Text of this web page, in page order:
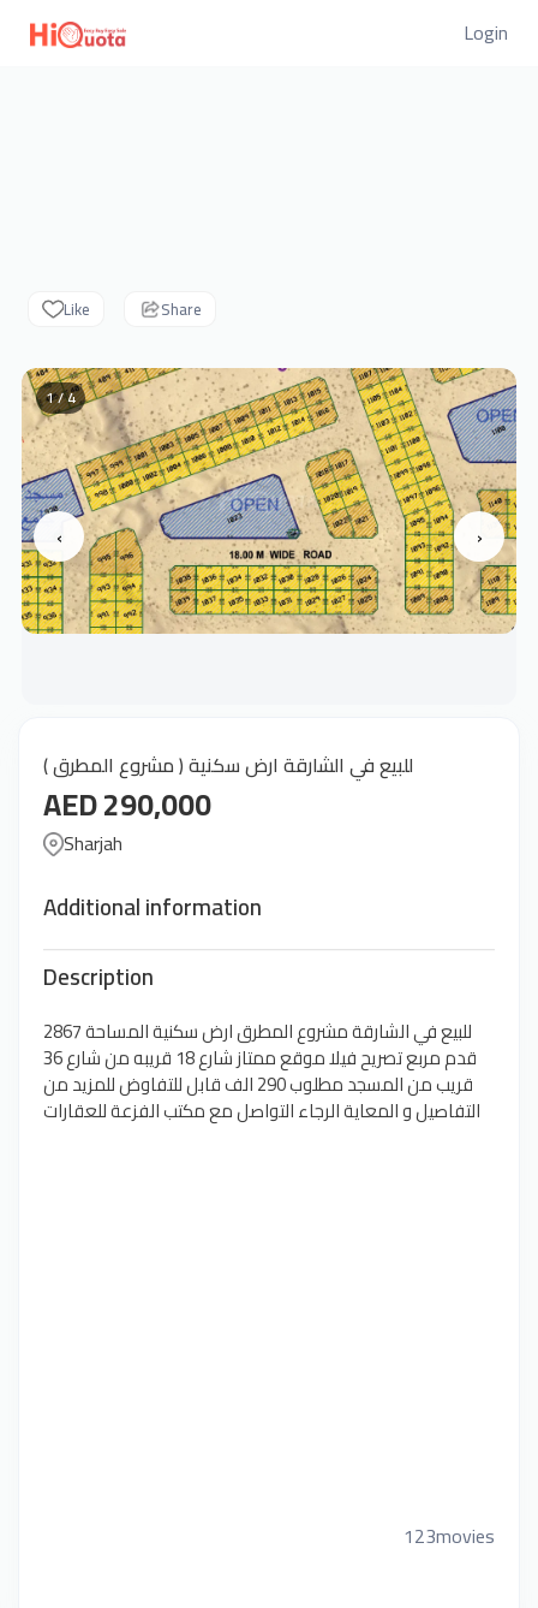
Login
Like Share
‹ ›
1 / 4
للبيع في الشارقة ارض سكنية ( مشروع المطرق )
AED 290,000
Sharjah
Additional information
Description
للبيع في الشارقة مشروع المطرق ارض سكنية المساحة 2867
قدم مربع تصريح فيلا موقع ممتاز شارع 18 قريبه من شارع 36
قريب من المسجد مطلوب 290 الف قابل للتفاوض للمزيد من
التفاصيل و المعاية الرجاء التواصل مع مكتب الفزعة للعقارات
123movies